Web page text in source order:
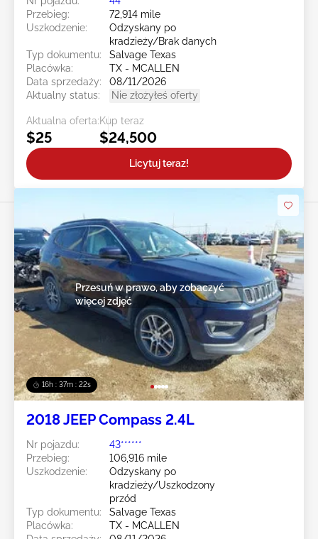
Przebieg:
72,914 mile
Uszkodzenie:
Odzyskany po
kradzieży/Brak danych
Typ dokumentu:
Salvage Texas
Placówka:
TX - MCALLEN
Data sprzedaży:
08/11/2026
Aktualny status:
Nie złożyłeś oferty
Aktualna oferta:
$25
Kup teraz
$24,500
Licytuj teraz!
16h : 37m : 19s
Przesuń w prawo, aby zobaczyć
więcej zdjęć
2018 JEEP Compass 2.4L
Nr pojazdu:
43******
Przebieg:
106,916 mile
Uszkodzenie:
Odzyskany po
kradzieży/Uszkodzony
przód
Typ dokumentu:
Salvage Texas
Placówka:
TX - MCALLEN